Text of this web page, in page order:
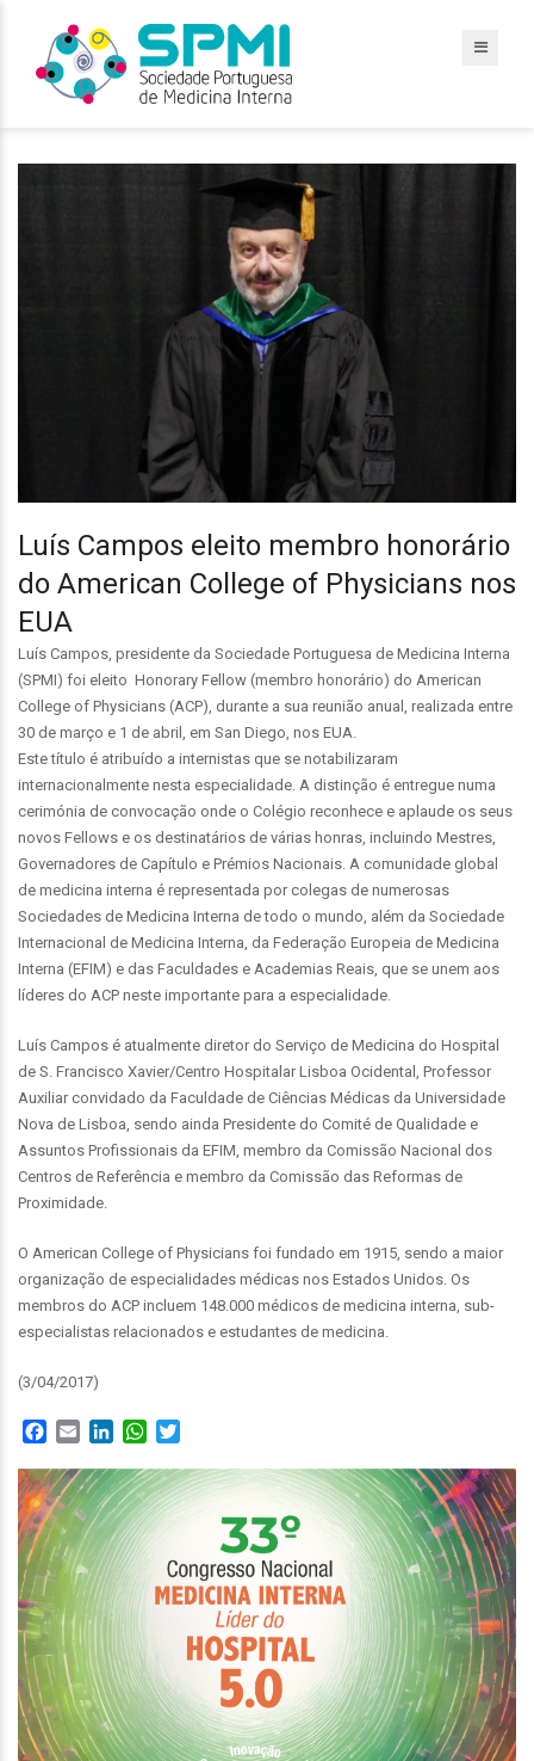
Luís Campos eleito membro honorário
do American College of Physicians nos
EUA
Luís Campos, presidente da Sociedade Portuguesa de Medicina Interna
(SPMI) foi eleito Honorary Fellow (membro honorário) do American
College of Physicians (ACP), durante a sua reunião anual, realizada entre
30 de março e 1 de abril, em San Diego, nos EUA.
Este título é atribuído a internistas que se notabilizaram
internacionalmente nesta especialidade. A distinção é entregue numa
cerimónia de convocação onde o Colégio reconhece e aplaude os seus
novos Fellows e os destinatários de várias honras, incluindo Mestres,
Governadores de Capítulo e Prémios Nacionais. A comunidade global
de medicina interna é representada por colegas de numerosas
Sociedades de Medicina Interna de todo o mundo, além da Sociedade
Internacional de Medicina Interna, da Federação Europeia de Medicina
Interna (EFIM) e das Faculdades e Academias Reais, que se unem aos
líderes do ACP neste importante para a especialidade.
Luís Campos é atualmente diretor do Serviço de Medicina do Hospital
de S. Francisco Xavier/Centro Hospitalar Lisboa Ocidental, Professor
Auxiliar convidado da Faculdade de Ciências Médicas da Universidade
Nova de Lisboa, sendo ainda Presidente do Comité de Qualidade e
Assuntos Profissionais da EFIM, membro da Comissão Nacional dos
Centros de Referência e membro da Comissão das Reformas de
Proximidade.
O American College of Physicians foi fundado em 1915, sendo a maior
organização de especialidades médicas nos Estados Unidos. Os
membros do ACP incluem 148.000 médicos de medicina interna, sub-
especialistas relacionados e estudantes de medicina.
(3/04/2017)
Facebook
Email LinkedInWhatsApp